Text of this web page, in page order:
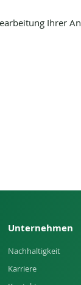
Ihrer
Unternehmen
Nachhaltigkeit
Karriere